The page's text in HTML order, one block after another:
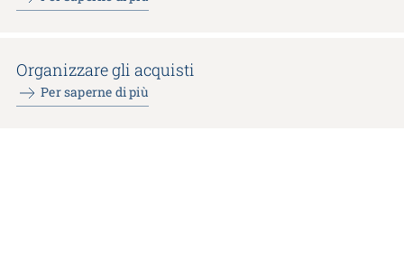
Organizzare gli acquisti
Per saperne di più